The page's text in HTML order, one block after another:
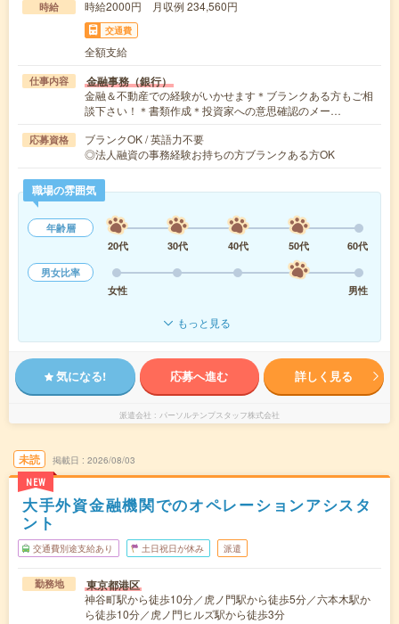
時給 時給2000円 月収例 234,560円
交通費
全額支給
仕事内容 金融事務（銀行）
金融＆不動産での経験がいかせます＊ブランクある方もご相
談下さい！＊書類作成＊投資家への意思確認のメー…
応募資格
ブランクOK / 英語力不要
◎法人融資の事務経験お持ちの方ブランクある方OK
職場の雰囲気
年齢層
20代
30代 40代 50代
60代
男女比率
女性
男性
もっと見る
気になる! 応募へ進む 詳しく見る
派遣会社 パーソルテンプスタッフ株式会社
未読
NEW
掲載日 2026/08/03
大手外資金融機関でのオペレーションアシスタ
ント
交通費別途支給あり 土日祝日が休み 派遣
勤務地 東京都港区
神谷町駅から徒歩10分／虎ノ門駅から徒歩5分／六本木駅か
ら徒歩10分／虎ノ門ヒルズ駅から徒歩3分